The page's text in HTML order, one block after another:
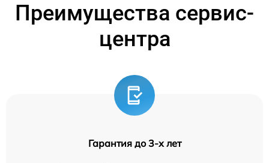
Преимущества сервис-
центра
Гарантия до 3-х лет